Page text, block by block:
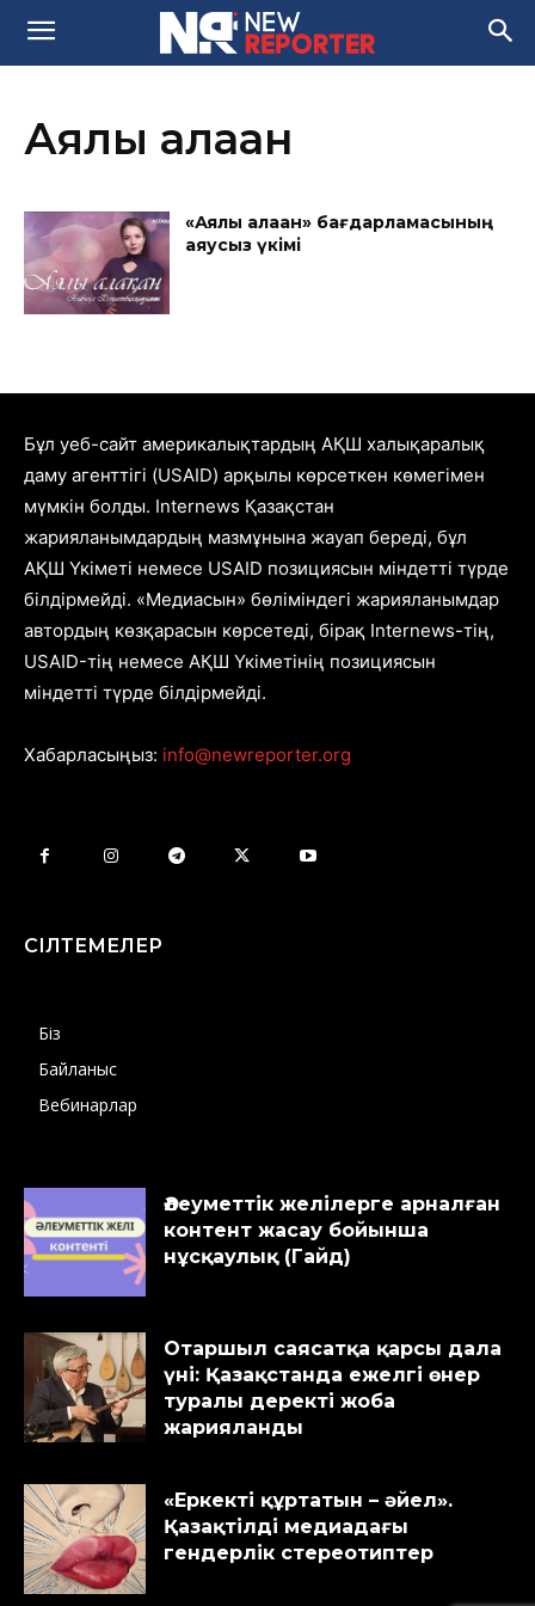
Аялы алақан
«Аялы алақан» бағдарламасының
аяусыз үкімі
Бұл уеб-сайт америкалықтардың АҚШ халықаралық
даму агенттігі (USAID) арқылы көрсеткен көмегімен
мүмкін болды. Internews Қазақстан
жарияланымдардың мазмұнына жауап береді, бұл
АҚШ Үкіметі немесе USAID позициясын міндетті түрде
білдірмейді. «Медиасын» бөліміндегі жарияланымдар
автордың көзқарасын көрсетеді, бірақ Internews-тің,
USAID-тің немесе АҚШ Үкіметінің позициясын
міндетті түрде білдірмейді.
Хабарласыңыз: info@newreporter.org
СІЛТЕМЕЛЕР
Біз
Байланыс
Вебинарлар
Әлеуметтік желілерге арналған
контент жасау бойынша
нұсқаулық (Гайд)
Отаршыл саясатқа қарсы дала
үні: Қазақстанда ежелгі өнер
туралы деректі жоба
жарияланды
«Еркекті құртатын – әйел».
Қазақтілді медиадағы
гендерлік стереотиптер